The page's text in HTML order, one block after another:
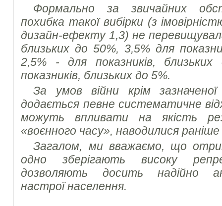
Формально за звичайних
похибка такої вибірки (з
дизайн-ефекту 1,3) не
близьких до 50%, 3,5% для
2,5% - для показників,
показників, близьких до 5%.
За умов війни крім
додається певне систематичне
можуть впливати на якість
«воєнного часу», наводилися
Загалом, ми вважаємо, що
одно зберігають високу
дозволяють досить надійно
настрої населення.